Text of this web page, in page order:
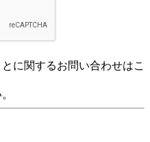
に関するお問い合わせはこ